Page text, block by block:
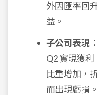
外因匯率回
益。
子公司表現
Q2 實現獲
比重增加，
而出現虧損。